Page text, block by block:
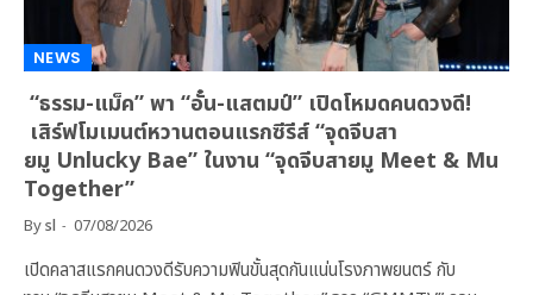
NEWS
“ธรรม-แม็ค” พา “อั๋น-แสตมป์” เปิดโหมดคนดวงดี!
เสิร์ฟโมเมนต์หวานตอนแรกซีรีส์ “จุดจีบสา
ยมู Unlucky Bae” ในงาน “จุดจีบสายมู Meet & Mu
Together”
Bysl 07/08/2026
เปิดคลาสแรกคนดวงดีรับความฟินขั้นสุดกันแน่นโรงภาพยนตร์ กับ